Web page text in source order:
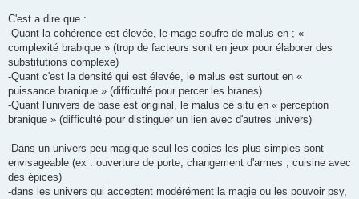
C'est a dire que :
-Quant la cohérence est élevée, le mage soufre de malus en ; «
complexité brabique » (trop de facteurs sont en jeux pour élaborer des
substitutions complexe)
-Quant c'est la densité qui est élevée, le malus est surtout en «
puissance branique » (difficulté pour percer les branes)
-Quant l'univers de base est original, le malus ce situ en « perception
branique » (difficulté pour distinguer un lien avec d'autres univers)
-Dans un univers peu magique seul les copies les plus simples sont
envisageable (ex : ouverture de porte, changement d'armes , cuisine avec
des épices)
-dans les univers qui acceptent modérément la magie ou les pouvoir psy,